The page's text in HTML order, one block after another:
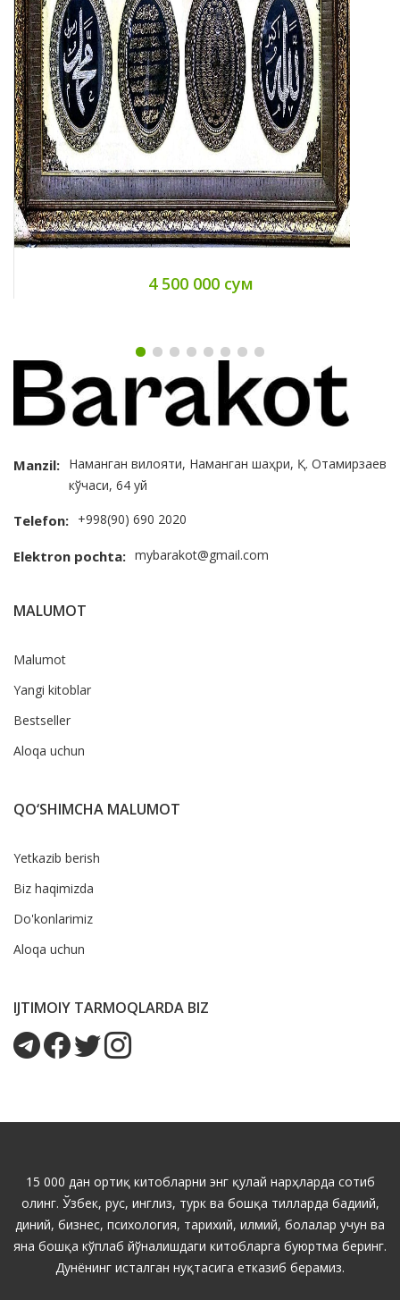
4 500 000 сум
Manzil: Наманган вилояти, Наманган шаҳри, Қ. Отамирзаев
кўчаси, 64 уй
Telefon: +998(90) 690 2020
Elektron pochta: mybarakot@gmail.com
MALUMOT
Malumot
Yangi kitoblar
Bestseller
Aloqa uchun
QO‘SHIMCHA MALUMOT
Yetkazib berish
Biz haqimizda
Do'konlarimiz
Aloqa uchun
IJTIMOIY TARMOQLARDA BIZ
15 000 дан ортиқ китобларни энг қулай нарҳларда сотиб
олинг. Ўзбек, рус, инглиз, турк ва бошқа тилларда бадиий,
диний, бизнес, психология, тарихий, илмий, болалар учун ва
яна бошқа кўплаб йўналишдаги китобларга буюртма беринг.
Дунёнинг исталган нуқтасига етказиб берамиз.